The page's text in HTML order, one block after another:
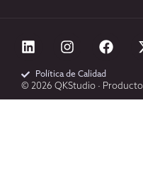
© 2026 QKStudio ·
Política de Calidad